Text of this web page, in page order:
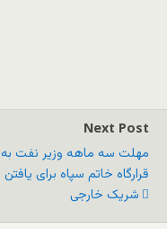
Next Post
مهلت سه ماهه وزیر نفت به
قرارگاه خاتم سپاه برای یافتن
شریک خارجی